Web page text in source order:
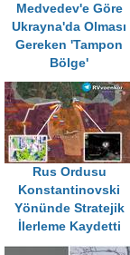
Medvedev'e Göre
Ukrayna'da Olması
Gereken 'Tampon
Bölge'
Rus Ordusu
Konstantinovski
Yönünde Stratejik
İlerleme Kaydetti